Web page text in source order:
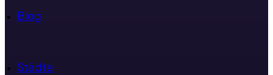
Blog
Städte